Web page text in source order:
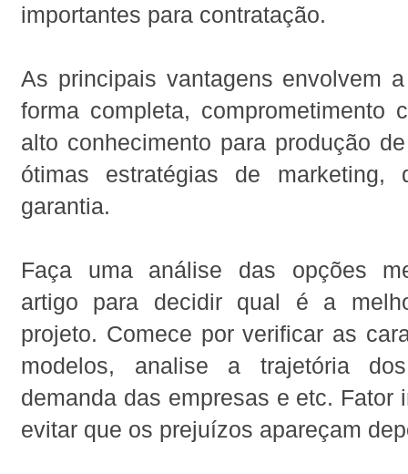
importantes para contratação.
As principais vantagens envolvem
forma completa, comprometimento
alto conhecimento para produção
ótimas estratégias de marketing,
garantia.
Faça uma análise das opções
artigo para decidir qual é a
projeto. Comece por verificar as
modelos, analise a trajetória
demanda das empresas e etc. Fator
evitar que os prejuízos apareçam